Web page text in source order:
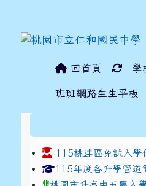
回首頁 學
班班網路生生平板
115桃連區免試入學
link to https://
115年度各升學管道